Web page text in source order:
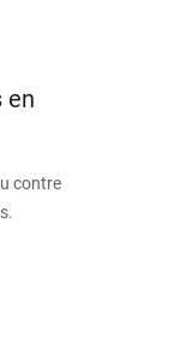
en
contre